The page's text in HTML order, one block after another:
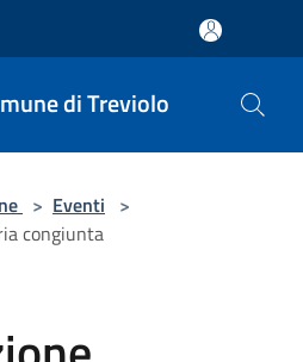
di Treviolo
> Eventi >
congiunta